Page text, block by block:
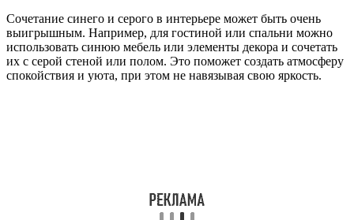
Сочетание синего и серого в интерьере может быть очень
выигрышным. Например, для гостиной или спальни можно
использовать синюю мебель или элементы декора и сочетать
их с серой стеной или полом. Это поможет создать атмосферу
спокойствия и уюта, при этом не навязывая свою яркость.